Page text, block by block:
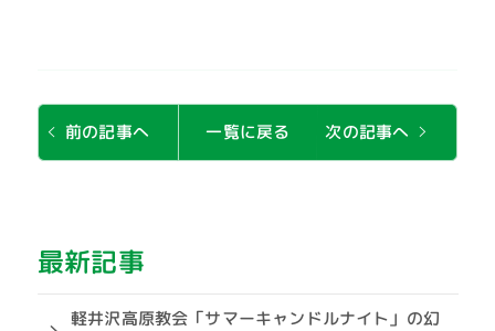
前の記事へ 一覧に戻る 次の記事へ
最新記事
軽井沢高原教会「サマーキャンドルナイト」の幻